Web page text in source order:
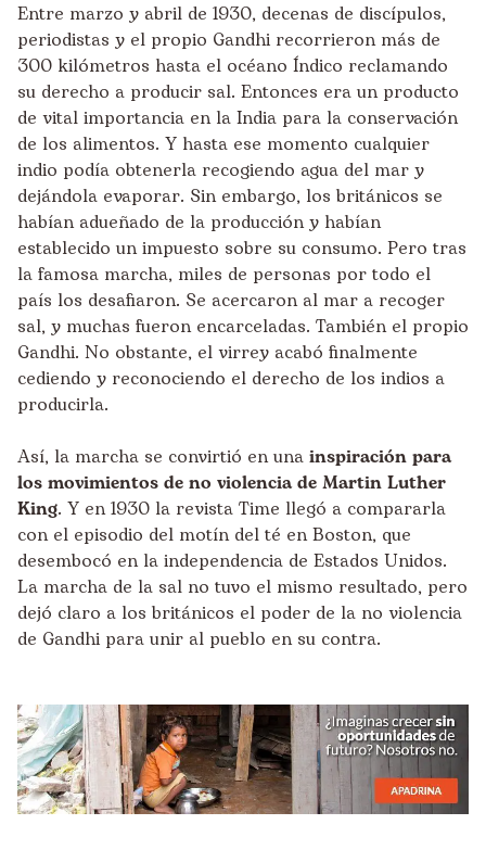
Entre marzo y abril de 1930, decenas de discípulos,
periodistas y el propio Gandhi recorrieron más de
300 kilómetros hasta el océano Índico reclamando
su derecho a producir sal. Entonces era un producto
de vital importancia en la India para la conservación
de los alimentos. Y hasta ese momento cualquier
indio podía obtenerla recogiendo agua del mar y
dejándola evaporar. Sin embargo, los británicos se
habían adueñado de la producción y habían
establecido un impuesto sobre su consumo. Pero tras
la famosa marcha, miles de personas por todo el
país los desafiaron. Se acercaron al mar a recoger
sal, y muchas fueron encarceladas. También el propio
Gandhi. No obstante, el virrey acabó finalmente
cediendo y reconociendo el derecho de los indios a
producirla.
Así, la marcha se convirtió en una inspiración para
los movimientos de no violencia de Martin Luther
King. Y en 1930 la revista Time llegó a compararla
con el episodio del motín del té en Boston, que
desembocó en la independencia de Estados Unidos.
La marcha de la sal no tuvo el mismo resultado, pero
dejó claro a los británicos el poder de la no violencia
de Gandhi para unir al pueblo en su contra.